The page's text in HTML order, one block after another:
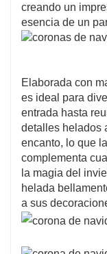
creando un
esencia de un
Elaborada con
es ideal para
entrada hasta
detalles helados
encanto, lo que
complementa
la magia del
helada
a sus